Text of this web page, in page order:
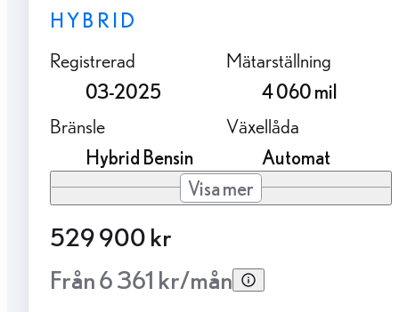
HYBRID
Registrerad
03-2025
Mätarställning
4 060 mil
Bränsle
Hybrid Bensin
Växellåda
Automat
Visa mer
529 900 kr
Från 6 361 kr/mån